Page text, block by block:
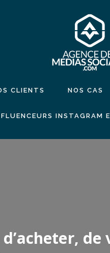
CLIENTS NOS CAS
INSTAGRAM
de